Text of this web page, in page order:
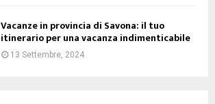
Vacanze in provincia di Savona: il tuo
itinerario per una vacanza indimenticabile
13 Settembre, 2024